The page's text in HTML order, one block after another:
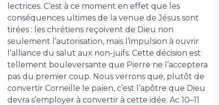
lectrices. C’est à ce moment en effet que les
conséquences ultimes de la venue de Jésus sont
tirées : les chrétiens reçoivent de Dieu non
seulement l’autorisation, mais l’impulsion à ouvrir
l’alliance du salut aux non-juifs. Cette décision est
tellement bouleversante que Pierre ne l’acceptera
pas du premier coup. Nous verrons que, plutôt de
convertir Corneille le païen, c’est l’apôtre que Dieu
devra s’employer à convertir à cette idée. Ac 10–11